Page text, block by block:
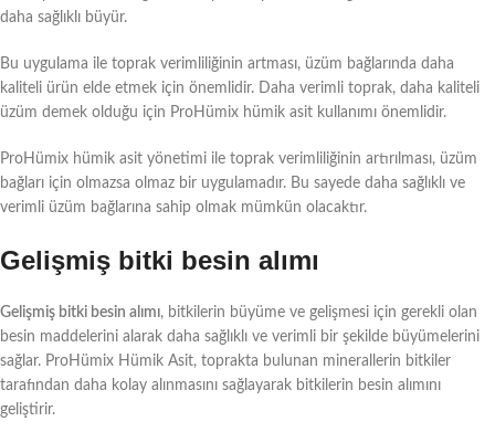
daha sağlıklı büyür.
Bu uygulama ile toprak verimliliğinin artması, üzüm bağlarında daha
kaliteli ürün elde etmek için önemlidir. Daha verimli toprak, daha kaliteli
üzüm demek olduğu için ProHümix hümik asit kullanımı önemlidir.
ProHümix hümik asit yönetimi ile toprak verimliliğinin artırılması, üzüm
bağları için olmazsa olmaz bir uygulamadır. Bu sayede daha sağlıklı ve
verimli üzüm bağlarına sahip olmak mümkün olacaktır.
Gelişmiş bitki besin alımı
Gelişmiş bitki besin alımı, bitkilerin büyüme ve gelişmesi için gerekli olan
besin maddelerini alarak daha sağlıklı ve verimli bir şekilde büyümelerini
sağlar. ProHümix Hümik Asit, toprakta bulunan minerallerin bitkiler
tarafından daha kolay alınmasını sağlayarak bitkilerin besin alımını
geliştirir.